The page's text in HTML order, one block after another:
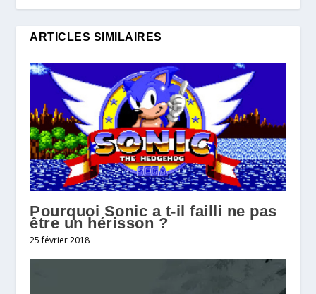
ARTICLES SIMILAIRES
Pourquoi Sonic a t-il failli ne pas
être un hérisson ?
25 février 2018